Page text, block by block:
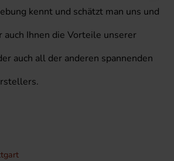
kennt und schätzt man uns und
Ihnen die Vorteile unserer
auch all der anderen spannenden